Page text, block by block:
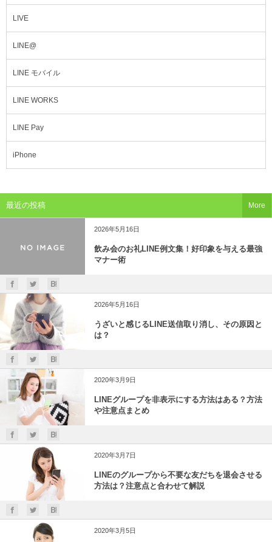
LIVE
LINE@
LINE モバイル
LINE WORKS
LINE Pay
iPhone
最近の投稿
2026年5月16日
飲み会のお礼LINE例文集！好印象を与える最強
マナー術
2026年5月16日
うざいと感じるLINE送信取り消し、その原因と
は？
2020年3月9日
LINEグループを非表示にする方法はある？方法
や注意点まとめ
2020年3月7日
LINEのグループから不要な友だちを退会させる
方法は？注意点と合わせて解説
2020年3月5日
More